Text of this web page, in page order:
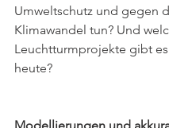
Umweltschutz und gegen
Klimawandel tun? Und
Leuchtturmprojekte gibt
heute?